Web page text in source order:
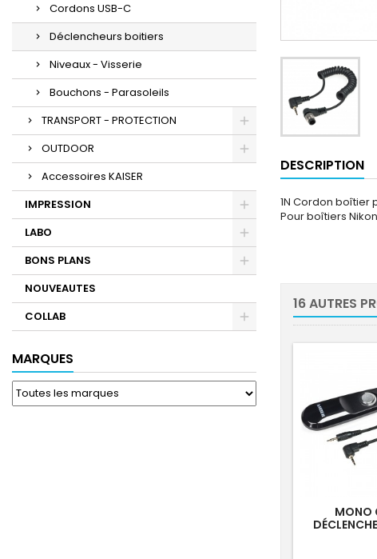
Cordons USB-C
Déclencheurs boitiers
Niveaux - Visserie
Bouchons - Parasoleils
TRANSPORT - PROTECTION
OUTDOOR
Accessoires KAISER
IMPRESSION
LABO
BONS PLANS
NOUVEAUTES
COLLAB
MARQUES
DESCRIPTION
1N Cordon boîtier
Pour boîtiers
16 AUTRES
MONO